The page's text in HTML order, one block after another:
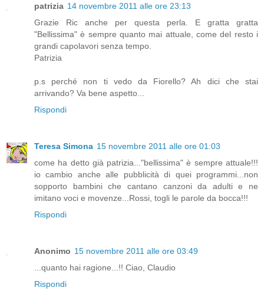
patrizia 14 novembre 2011 alle ore 23:13
Grazie Ric anche per questa perla. E gratta gratta
"Bellissima" è sempre quanto mai attuale, come del resto i
grandi capolavori senza tempo.
Patrizia
p.s perché non ti vedo da Fiorello? Ah dici che stai
arrivando? Va bene aspetto...
Rispondi
Teresa Simona 15 novembre 2011 alle ore 01:03
come ha detto già patrizia..."bellissima" è sempre attuale!!!
io cambio anche alle pubblicità di quei programmi...non
sopporto bambini che cantano canzoni da adulti e ne
imitano voci e movenze...Rossi, togli le parole da bocca!!!
Rispondi
Anonimo 15 novembre 2011 alle ore 03:49
...quanto hai ragione...!! Ciao, Claudio
Rispondi